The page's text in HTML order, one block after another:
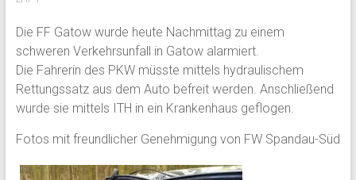
Die FF Gatow wurde heute Nachmittag zu einem
schweren Verkehrsunfall in Gatow alarmiert.
Die Fahrerin des PKW müsste mittels hydraulischem
Rettungssatz aus dem Auto befreit werden. Anschließend
wurde sie mittels ITH in ein Krankenhaus geflogen.
Fotos mit freundlicher Genehmigung von FW Spandau-Süd